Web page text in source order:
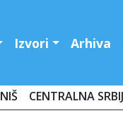
Izvori Arhiva
NIŠ CENTRALNA